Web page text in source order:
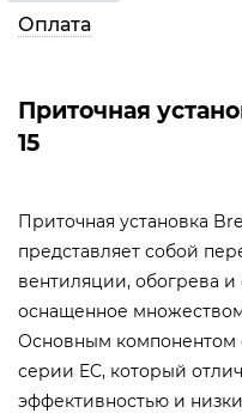
Оплата
Приточная
15
Приточная установка
представляет собой
вентиляции, обогрева
оснащенное
Основным компонентом
серии EC, который
эффективностью и